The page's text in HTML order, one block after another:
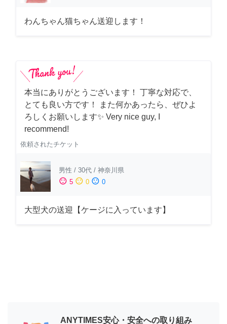
わんちゃん猫ちゃん送迎します！
本当にありがとうございます！ 丁寧な対応で、
とても良い方です！ また何かあったら、ぜひよ
ろしくお願いします✨ Very nice guy, I
recommend!
依頼されたチケット
男性 / 30代 / 神奈川県
sentiment_satisfied 5 sentiment_neutral 0 sentiment_dissatisfied 0
大型犬の送迎【ケージに入っています】
ANYTIMES安心・安全への取り組み